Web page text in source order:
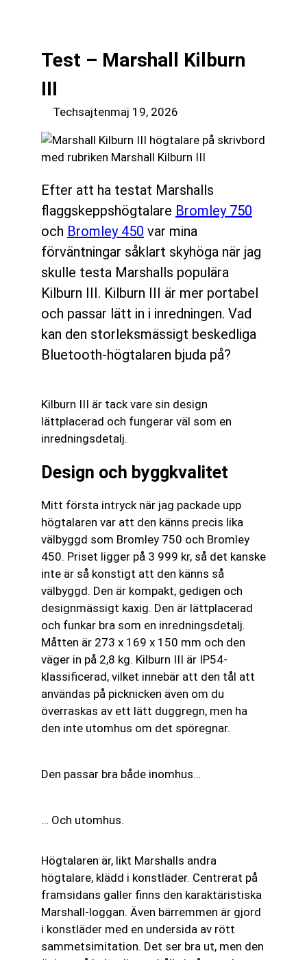
Test – Marshall Kilburn
III
Techsajtenmaj 19, 2026
Efter att ha testat Marshalls
flaggskeppshögtalare Bromley 750
och Bromley 450 var mina
förväntningar såklart skyhöga när jag
skulle testa Marshalls populära
Kilburn III. Kilburn III är mer portabel
och passar lätt in i inredningen. Vad
kan den storleksmässigt beskedliga
Bluetooth-högtalaren bjuda på?
Kilburn III är tack vare sin design
lättplacerad och fungerar väl som en
inredningsdetalj.
Design och byggkvalitet
Mitt första intryck när jag packade upp
högtalaren var att den känns precis lika
välbyggd som Bromley 750 och Bromley
450. Priset ligger på 3 999 kr, så det kanske
inte är så konstigt att den känns så
välbyggd. Den är kompakt, gedigen och
designmässigt kaxig. Den är lättplacerad
och funkar bra som en inredningsdetalj.
Måtten är 273 x 169 x 150 mm och den
väger in på 2,8 kg. Kilburn III är IP54-
klassificerad, vilket innebär att den tål att
användas på picknicken även om du
överraskas av ett lätt duggregn, men ha
den inte utomhus om det spöregnar.
Den passar bra både inomhus…
… Och utomhus.
Högtalaren är, likt Marshalls andra
högtalare, klädd i konstläder. Centrerat på
framsidans galler finns den karaktäristiska
Marshall-loggan. Även bärremmen är gjord
i konstläder med en undersida av rött
sammetsimitation. Det ser bra ut, men den